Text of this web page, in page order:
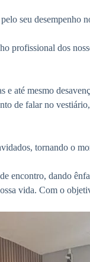
seu desempenho
profissional dos
até mesmo
de falar no
tornando o
encontro, dando
vida. Com o